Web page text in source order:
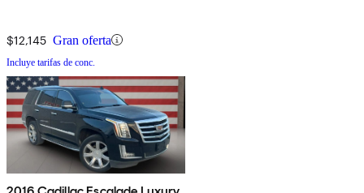
$12,145 Gran oferta
Incluye tarifas de conc.